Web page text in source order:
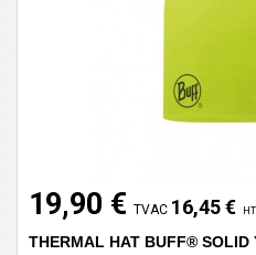
19,90 € TVAC 16,45 €
THERMAL HAT BUFF® SOLID